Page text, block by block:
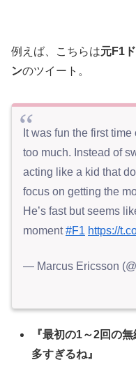
例えば、こちらは元F1
ンのツイート。
It was fun the first
too much. Instead of
acting like a kid that
focus on getting the
He’s fast but seems
moment#F1 https://
— Marcus Ericsson
『最初の1～2回の
多すぎるね』